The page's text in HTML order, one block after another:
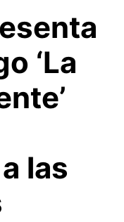
‘La
las